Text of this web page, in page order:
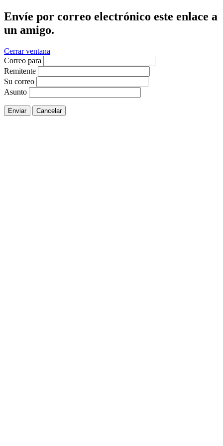
Envíe por correo electrónico este enlace a
un amigo.
Cerrar ventana
Correo para
Remitente
Su correo
Asunto
Enviar Cancelar